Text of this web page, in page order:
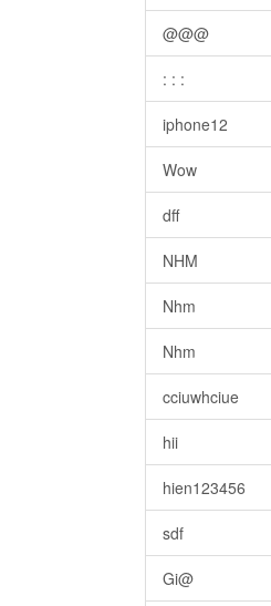
@@@
: : :
iphone12
Wow
dff
NHM
Nhm
Nhm
cciuwhciue
hii
hien123456
sdf
Gi@